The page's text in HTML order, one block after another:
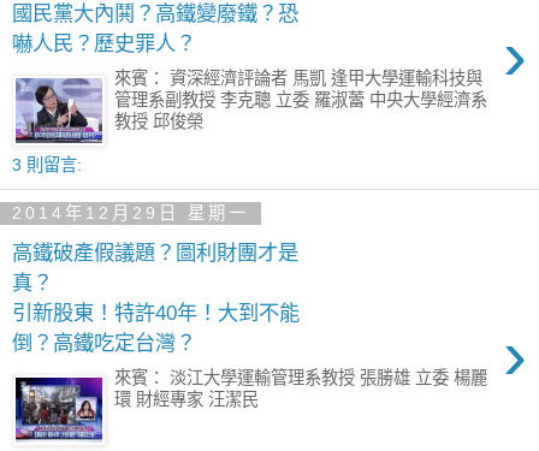
國民黨大內鬨？高鐵變廢鐵？恐
嚇人民？歷史罪人？
›
來賓： 資深經濟評論者 馬凱 逢甲大學運輸科技與
管理系副教授 李克聰 立委 羅淑蕾 中央大學經濟系
教授 邱俊榮
3 則留言:
2014年12月29日 星期一
高鐵破產假議題？圖利財團才是
真？
引新股東！特許40年！大到不能
倒？高鐵吃定台灣？
›
來賓： 淡江大學運輸管理系教授 張勝雄 立委 楊麗
環 財經專家 汪潔民